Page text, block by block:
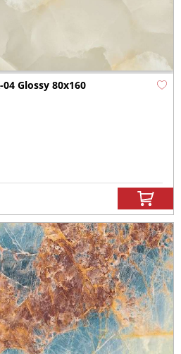
Glossy 80x160